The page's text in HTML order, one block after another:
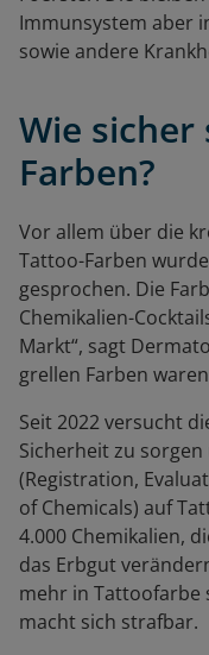
Immunsystem aber
sowie andere
Wie
Farben?
Vor allem über die
Tattoo-Farben
gesprochen. Die
Chemikalien-
Markt“, sagt
grellen Farben
Seit 2022 versucht
Sicherheit zu
(Registration,
of Chemicals) auf
4.000 Chemikalien,
das Erbgut
mehr in Tattoofarbe
macht sich strafbar.